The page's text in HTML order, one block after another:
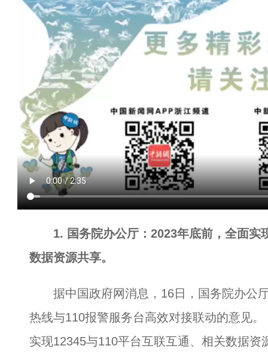
1. 国务院办公厅：2023年底前，全面实
数据资源共享。
据中国政府网消息，16日，国务院办公
热线与110报警服务台高效对接联动的意见
实现12345与110平台互联互通、相关数据